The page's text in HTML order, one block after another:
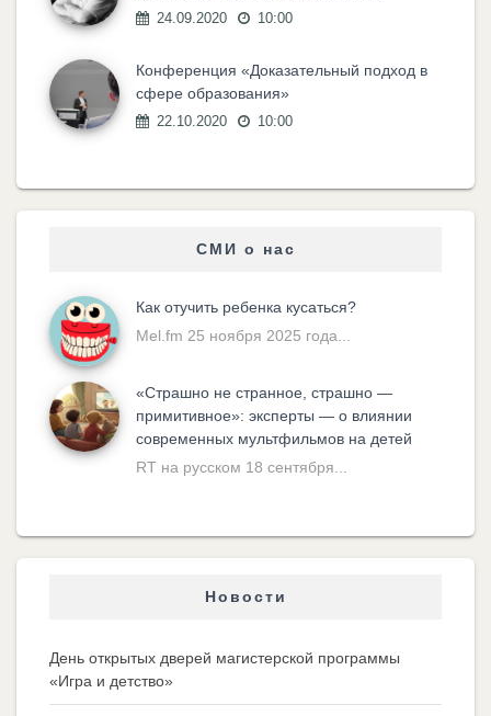
24.09.2020 10:00
Конференция «Доказательный подход в
сфере образования»
22.10.2020 10:00
СМИ о нас
Как отучить ребенка кусаться?
Mel.fm 25 ноября 2025 года...
«Cтрашно не странное, страшно —
примитивное»: эксперты — о влиянии
современных мультфильмов на детей
RT на русском 18 сентября...
Новости
День открытых дверей магистерской программы
«Игра и детство»